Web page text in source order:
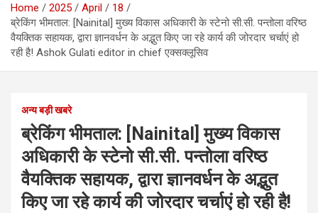
Home 2025 April
18
ब्रेकिंग भीमताल: [Nainital] मुख्य विकास अधिकारी के स्टेनो सी.सी. पन्तोला वरिष्ठ
वैयक्तिक सहायक, द्वारा ज्ञानवर्धन के अद्भुत किए जा रहे कार्य की जोरदार चर्चाएं हो
रही है! Ashok Gulati editor in chief एक्सक्लूसिव
अन्य बड़ी खबरे
ब्रेकिंग भीमताल: [Nainital] मुख्य विकास
अधिकारी के स्टेनो सी.सी. पन्तोला वरिष्ठ
वैयक्तिक सहायक, द्वारा ज्ञानवर्धन के अद्भुत
किए जा रहे कार्य की जोरदार चर्चाएं हो रही है!